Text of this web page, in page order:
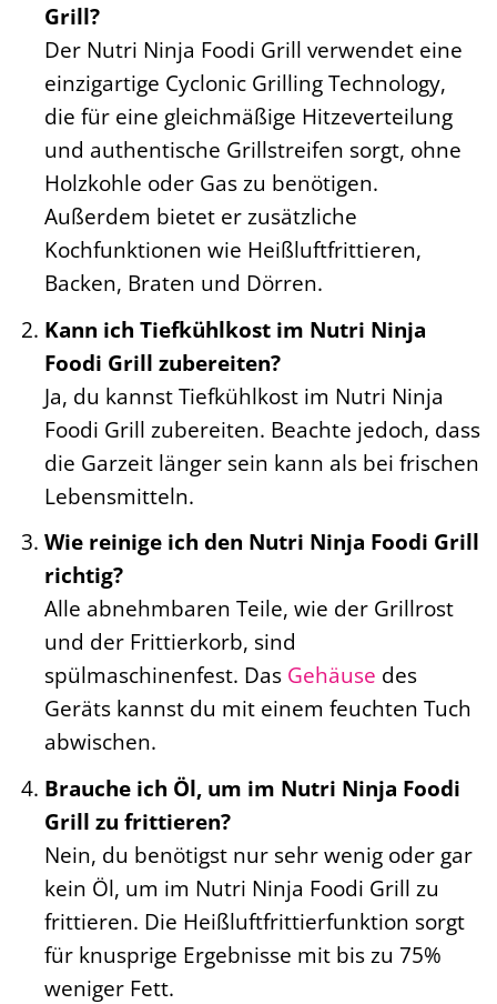
Grill?
Der Nutri Ninja Foodi Grill verwendet eine
einzigartige Cyclonic Grilling Technology,
die für eine gleichmäßige Hitzeverteilung
und authentische Grillstreifen sorgt, ohne
Holzkohle oder Gas zu benötigen.
Außerdem bietet er zusätzliche
Kochfunktionen wie Heißluftfrittieren,
Backen, Braten und Dörren.
Kann ich Tiefkühlkost im Nutri Ninja
Foodi Grill zubereiten?
Ja, du kannst Tiefkühlkost im Nutri Ninja
Foodi Grill zubereiten. Beachte jedoch, dass
die Garzeit länger sein kann als bei frischen
Lebensmitteln.
Wie reinige ich den Nutri Ninja Foodi Grill
richtig?
Alle abnehmbaren Teile, wie der Grillrost
und der Frittierkorb, sind
spülmaschinenfest. Das Gehäuse des
Geräts kannst du mit einem feuchten Tuch
abwischen.
Brauche ich Öl, um im Nutri Ninja Foodi
Grill zu frittieren?
Nein, du benötigst nur sehr wenig oder gar
kein Öl, um im Nutri Ninja Foodi Grill zu
frittieren. Die Heißluftfrittierfunktion sorgt
für knusprige Ergebnisse mit bis zu 75%
weniger Fett.